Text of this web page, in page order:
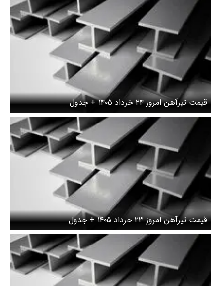
قیمت تیرآهن امروز ۲۴ خرداد ۱۴۰۵ + جدول
قیمت تیرآهن امروز ۲۳ خرداد ۱۴۰۵ + جدول